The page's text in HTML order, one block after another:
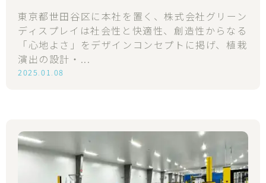
東京都世田谷区に本社を置く、株式会社グリーン
ディスプレイは社会性と快適性、創造性からなる
「心地よさ」をデザインコンセプトに掲げ、植栽
演出の設計・...
2025.01.08